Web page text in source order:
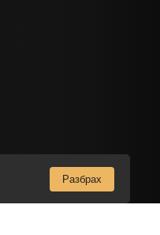
Разбрах